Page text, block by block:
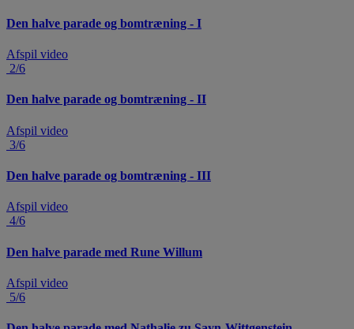
Den halve parade og bomtræning - I
Afspil video
2/6
Den halve parade og bomtræning - II
Afspil video
3/6
Den halve parade og bomtræning - III
Afspil video
4/6
Den halve parade med Rune Willum
Afspil video
5/6